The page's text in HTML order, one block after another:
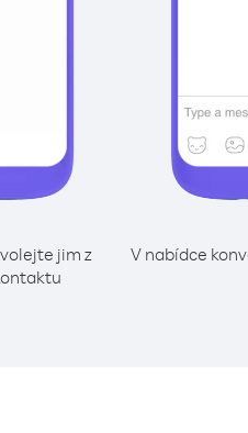
jim z
V nabídce